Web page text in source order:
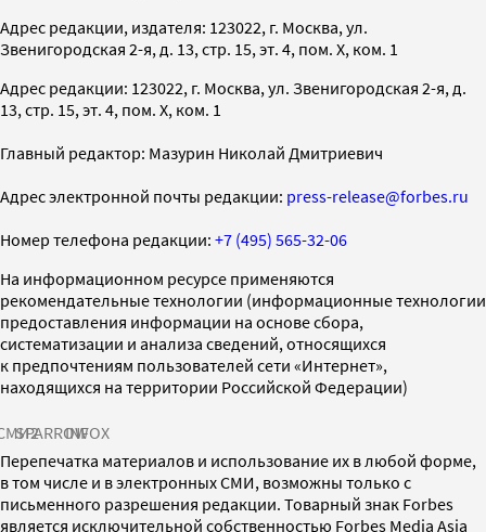
Адрес редакции, издателя: 123022, г. Москва, ул.
Звенигородская 2-я, д. 13, стр. 15, эт. 4, пом. X, ком. 1
Адрес редакции: 123022, г. Москва, ул. Звенигородская 2-я, д.
13, стр. 15, эт. 4, пом. X, ком. 1
Главный редактор: Мазурин Николай Дмитриевич
Адрес электронной почты редакции: press-release@forbes.ru
Номер телефона редакции: +7 (495) 565-32-06
На информационном ресурсе применяются
рекомендательные технологии (информационные технологии
предоставления информации на основе сбора,
систематизации и анализа сведений, относящихся
к предпочтениям пользователей сети «Интернет»,
находящихся на территории Российской Федерации)
SPARROWINFOX
Перепечатка материалов и использование их в любой форме,
в том числе и в электронных СМИ, возможны только с
письменного разрешения редакции. Товарный знак Forbes
является исключительной собственностью Forbes Media Asia